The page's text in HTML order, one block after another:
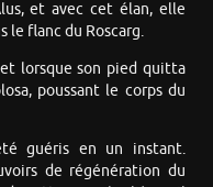
et avec cet élan, elle
le flanc du Roscarg.
lorsque son pied quitta
poussant le corps du
guéris en un instant.
de régénération du